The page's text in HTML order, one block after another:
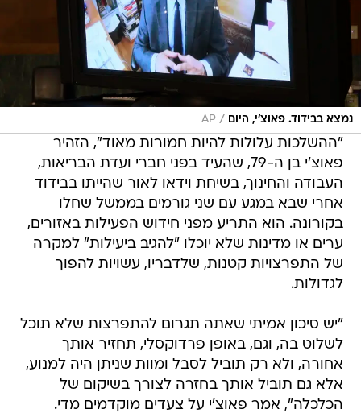
נמצא בבידוד. פאוצ'י, היום /
AP
"ההשלכות עלולות להיות חמורות מאוד", הזהיר
פאוצ'י בן ה-79, שהעיד בפני חברי ועדת הבריאות,
העבודה והחינוך, בשיחת וידאו לאור שהייתו בבידוד
אחרי שבא במגע עם שני גורמים בממשל שחלו
בקורונה. הוא התריע מפני חידוש הפעילות באזורים,
ערים או מדינות שלא יוכלו "להגיב ביעילות" למקרה
של התפרצויות קטנות, שלדבריו, עשויות להפוך
לגדולות.
"יש סיכון אמיתי שאתה תגרום להתפרצות שלא תוכל
לשלוט בה, וגם, באופן פרדוקסלי, תחזיר אותך
אחורה, ולא רק תוביל לסבל ומוות שניתן היה למנוע,
אלא גם תוביל אותך בחזרה לצורך בשיקום של
הכלכלה", אמר פאוצ'י על צעדים מוקדמים מדי.